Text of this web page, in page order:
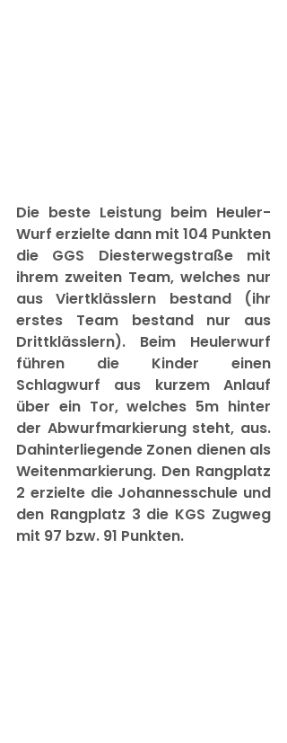
Die beste Leistung beim Heuler-
Wurf erzielte dann mit 104 Punkten
die GGS Diesterwegstraße mit
ihrem zweiten Team, welches nur
aus Viertklässlern bestand (ihr
erstes Team bestand nur aus
Drittklässlern). Beim Heulerwurf
führen die Kinder einen
Schlagwurf aus kurzem Anlauf
über ein Tor, welches 5m hinter
der Abwurfmarkierung steht, aus.
Dahinterliegende Zonen dienen als
Weitenmarkierung. Den Rangplatz
2 erzielte die Johannesschule und
den Rangplatz 3 die KGS Zugweg
mit 97 bzw. 91 Punkten.